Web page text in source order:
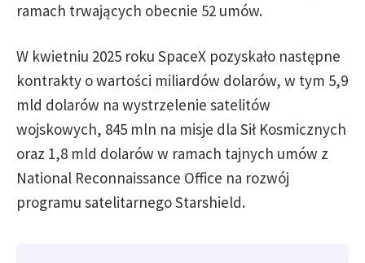
ramach trwających obecnie 52 umów.
W kwietniu 2025 roku SpaceX pozyskało następne
kontrakty o wartości miliardów dolarów, w tym 5,9
mld dolarów na wystrzelenie satelitów
wojskowych, 845 mln na misje dla Sił Kosmicznych
oraz 1,8 mld dolarów w ramach tajnych umów z
National Reconnaissance Office na rozwój
programu satelitarnego Starshield.